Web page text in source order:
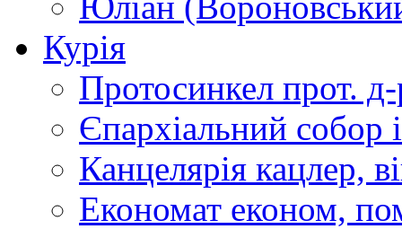
Курія
Протосинкел прот.
Єпархіальний собор
Канцелярія кацлер,
Економат економ,